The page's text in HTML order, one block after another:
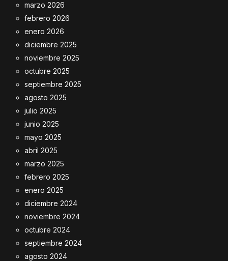
marzo 2026
febrero 2026
enero 2026
diciembre 2025
noviembre 2025
octubre 2025
septiembre 2025
agosto 2025
julio 2025
junio 2025
mayo 2025
abril 2025
marzo 2025
febrero 2025
enero 2025
diciembre 2024
noviembre 2024
octubre 2024
septiembre 2024
agosto 2024